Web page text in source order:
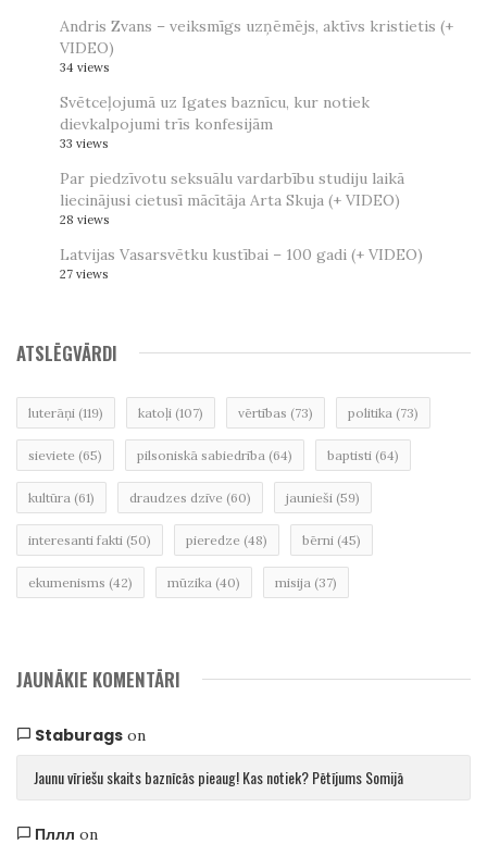
Andris Zvans – veiksmīgs uzņēmējs, aktīvs kristietis (+
VIDEO)
34 views
Svētceļojumā uz Igates baznīcu, kur notiek
dievkalpojumi trīs konfesijām
33 views
Par piedzīvotu seksuālu vardarbību studiju laikā
liecinājusi cietusī mācītāja Arta Skuja (+ VIDEO)
28 views
Latvijas Vasarsvētku kustībai – 100 gadi (+ VIDEO)
27 views
ATSLĒGVĀRDI
luterāņi (119) katoļi (107) vērtības (73) politika (73)
sieviete (65) pilsoniskā sabiedrība (64) baptisti (64)
kultūra (61) draudzes dzīve (60) jaunieši (59)
interesanti fakti (50) pieredze (48) bērni (45)
ekumenisms (42) mūzika (40) misija (37)
JAUNĀKIE KOMENTĀRI
Staburagson
Jaunu vīriešu skaits baznīcās pieaug! Kas notiek? Pētījums Somijā
Пллл on